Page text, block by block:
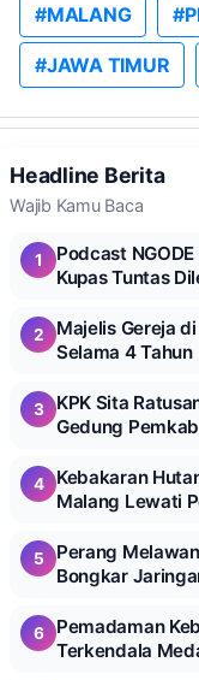
#MALANG
#JAWA TIMUR
Headline Berita
Wajib Kamu Baca
1
Podcast
Kupas Tuntas
2
Majelis Gereja
Selama 4 Tahun
3
KPK Sita
Gedung
4
Kebakaran
Malang Lewati
5
Perang
Bongkar
6
Pemadaman
Terkendala